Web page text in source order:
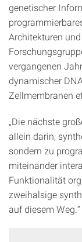
genetischer
Architekturen
vergangenen
dynamischer
Zellmembranen
„Die nächste
allein darin,
sondern zu
miteinander
Funktionalität
zweihalsige
auf diesem Weg.“